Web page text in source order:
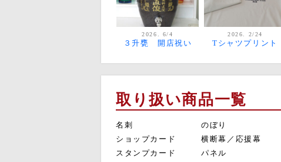
2026. 6/4
３升甕 開店祝い
2026. 2/24
Tシャツプリント
取り扱い商品一覧
名刺
ショップカード
スタンプカード
のぼり
横断幕／応援幕
パネル